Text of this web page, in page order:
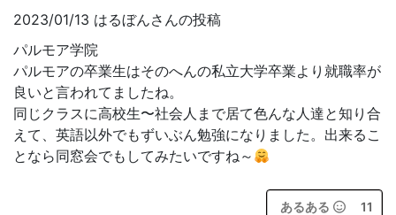
2023/01/13 はるぼんさんの投稿
パルモア学院
パルモアの卒業生はそのへんの私立大学卒業より就職率が
良いと言われてましたね。
同じクラスに高校生〜社会人まで居て色んな人達と知り合
えて、英語以外でもずいぶん勉強になりました。出来るこ
となら同窓会でもしてみたいですね～
あるある 11